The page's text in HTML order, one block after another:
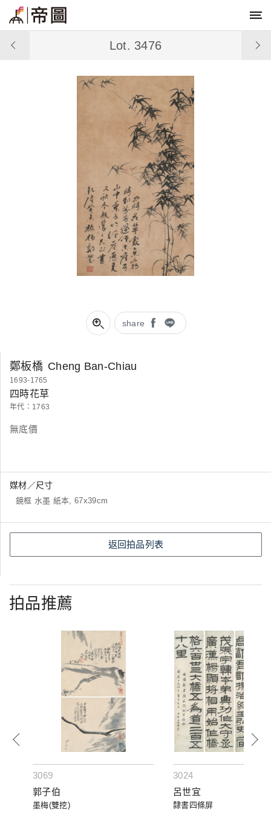
share
Lot. 3476
鄭板橋 Cheng Ban-Chiau
1693-1765
四時花草
年代：1763
無底價
媒材／尺寸
鏡框 水墨 紙本, 67x39cm
返回拍品列表
拍品推薦
3069
郭子伯
墨梅(雙挖)
3024
呂世宜
隸書四條屏